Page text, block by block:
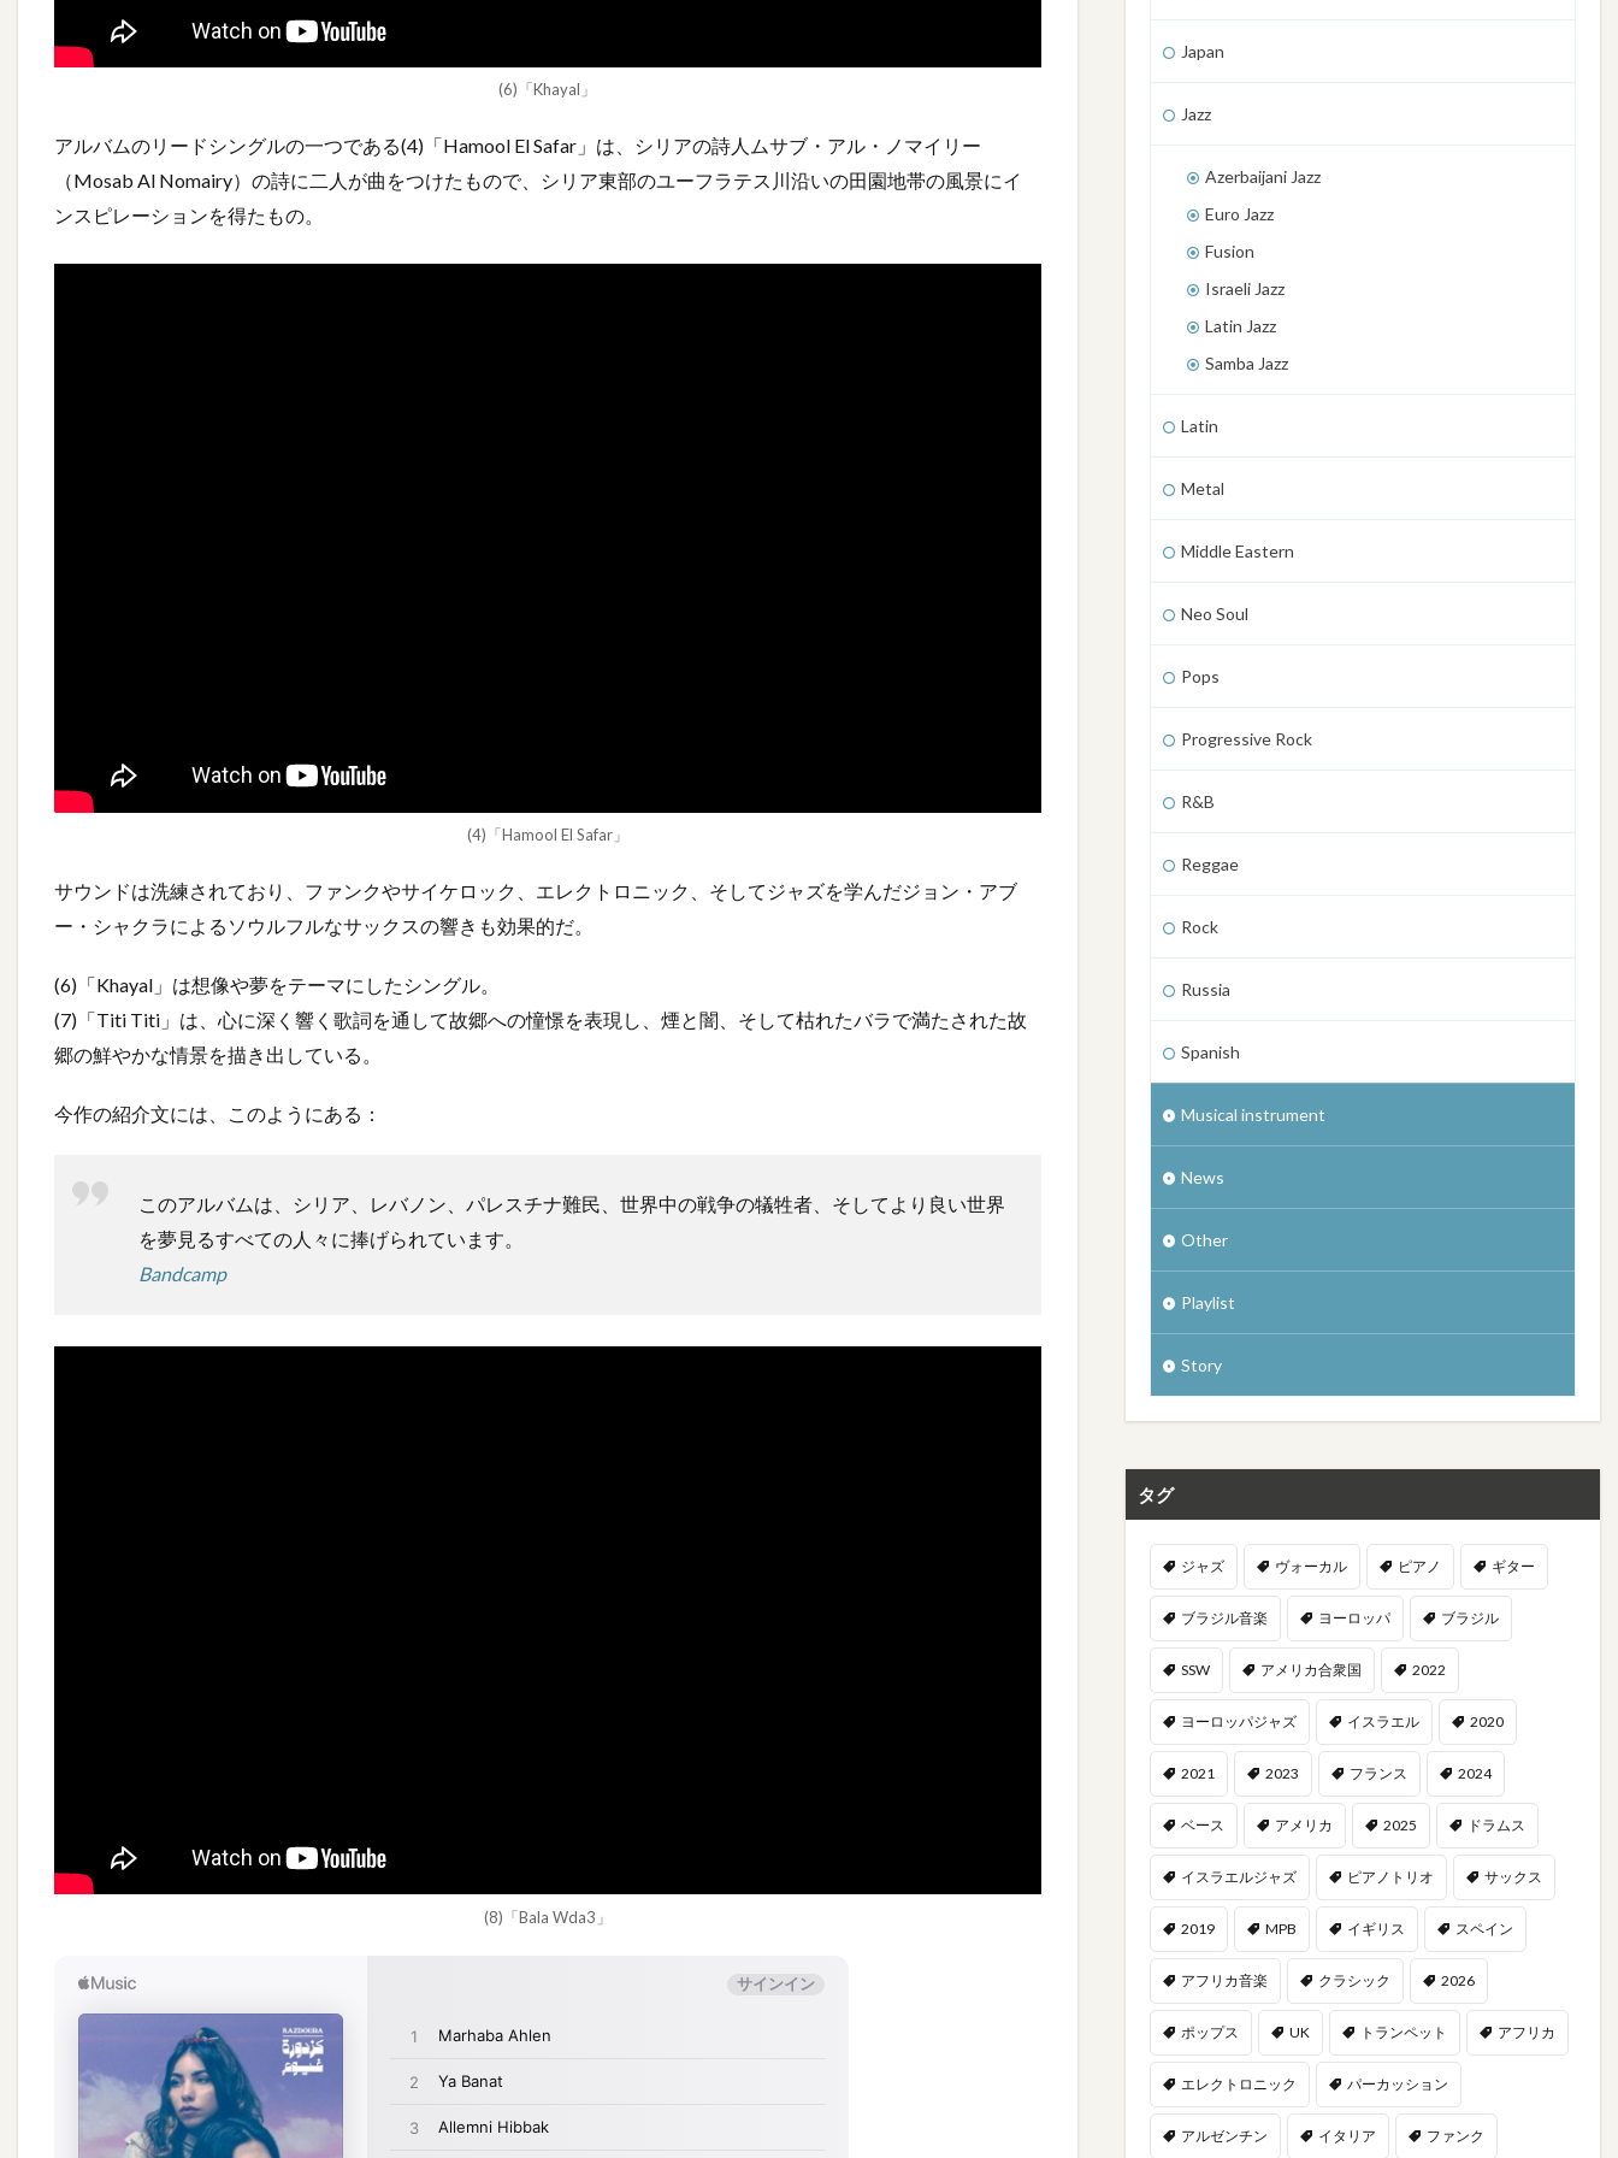
(6)「Khayal」
アルバムのリードシングルの一つである(4)「Hamool El Safar」は、シリアの詩人ムサブ・アル・ノマイリー
（Mosab Al Nomairy）の詩に二人が曲をつけたもので、シリア東部のユーフラテス川沿いの田園地帯の風景にイ
ンスピレーションを得たもの。
(4)「Hamool El Safar」
サウンドは洗練されており、ファンクやサイケロック、エレクトロニック、そしてジャズを学んだジョン・アブ
ー・シャクラによるソウルフルなサックスの響きも効果的だ。
(6)「Khayal」は想像や夢をテーマにしたシングル。
(7)「Titi Titi」は、心に深く響く歌詞を通して故郷への憧憬を表現し、煙と闇、そして枯れたバラで満たされた故
郷の鮮やかな情景を描き出している。
今作の紹介文には、このようにある：
このアルバムは、シリア、レバノン、パレスチナ難民、世界中の戦争の犠牲者、そしてより良い世界
を夢見るすべての人々に捧げられています。
Bandcamp
(8)「Bala Wda3」
Japan
Jazz
Azerbaijani Jazz
Euro Jazz
Fusion
Israeli Jazz
Latin Jazz
Samba Jazz
Latin
Metal
Middle Eastern
Neo Soul
Pops
Progressive Rock
R&B
Reggae
Rock
Russia
Spanish
Musical instrument
News
Other
Playlist
Story
タグ
ジャズ ヴォーカル ピアノ ギター
ブラジル音楽 ヨーロッパ ブラジル
SSW アメリカ合衆国 2022
ヨーロッパジャズ イスラエル 2020
2021 2023 フランス 2024
ベース アメリカ 2025 ドラムス
イスラエルジャズ ピアノトリオ サックス
2019 MPB イギリス スペイン
アフリカ音楽 クラシック 2026
ポップス UK トランペット アフリカ
エレクトロニック パーカッション
アルゼンチン イタリア ファンク